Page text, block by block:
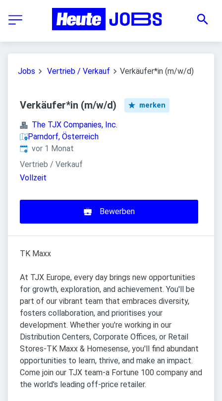
Jobs Vertrieb / Verkauf Verkäufer*in (m/w/d)
Verkäufer*in (m/w/d) merken
The TJX Companies, Inc.
Parndorf, Österreich
Veröffentlicht:
vor 1 Monat
Vertrieb / Verkauf
Vollzeit
Bewerben
TK Maxx
At TJX Europe, every day brings new opportunities
for growth, exploration, and achievement. You'll be
part of our vibrant team that embraces diversity,
fosters collaboration, and prioritises your
development. Whether you're working in our
Distribution Centers, Corporate Offices, or Retail
Stores-TK Maxx & Homesense, you'll find abundant
opportunities to learn, thrive, and make an impact.
Come join our TJX team-a Fortune 100 company and
the world's leading off-price retailer.